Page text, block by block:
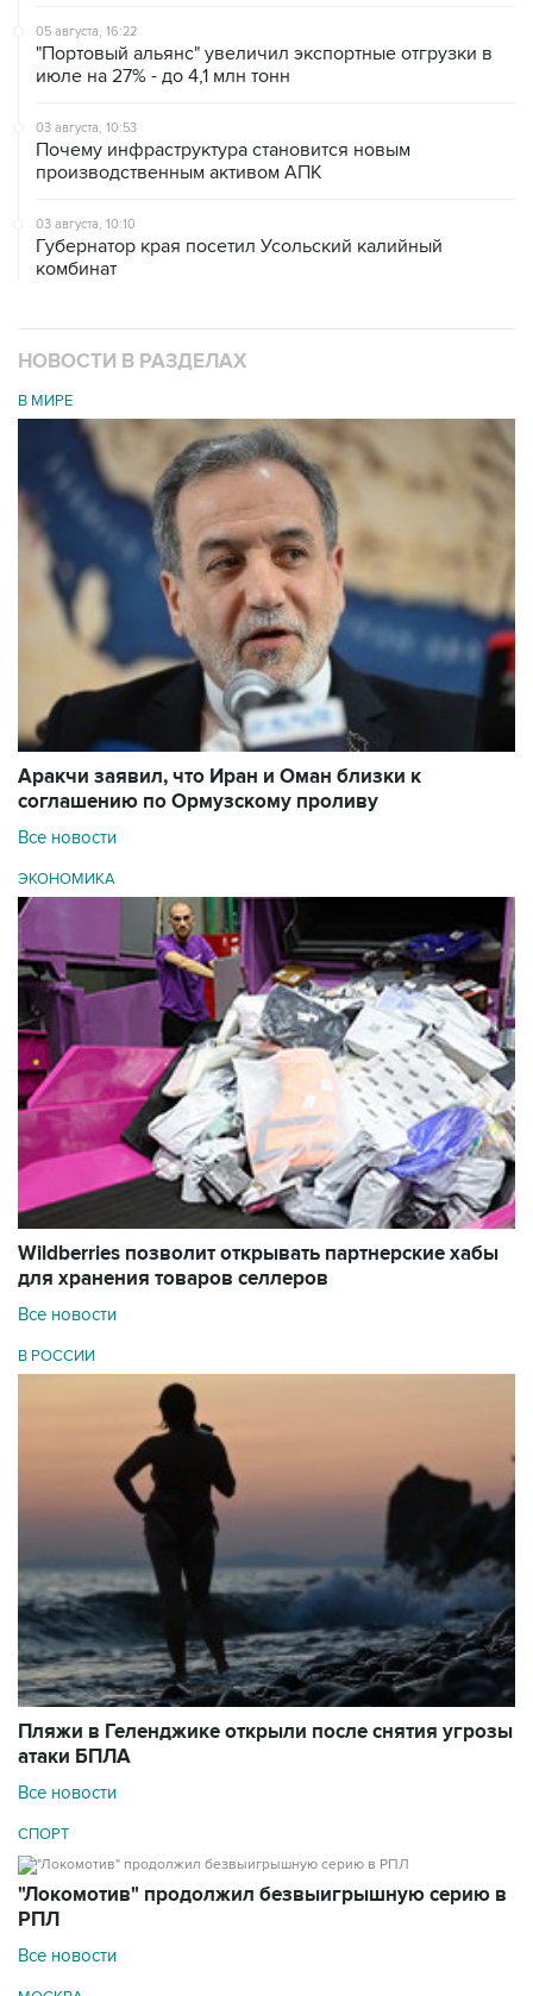
05 августа, 16:22
"Портовый альянс" увеличил экспортные отгрузки в
июле на 27% - до 4,1 млн тонн
03 августа, 10:53
Почему инфраструктура становится новым
производственным активом АПК
03 августа, 10:10
Губернатор края посетил Усольский калийный
комбинат
НОВОСТИ В РАЗДЕЛАХ
В МИРЕ
Аракчи заявил, что Иран и Оман близки к
соглашению по Ормузскому проливу
Все новости
ЭКОНОМИКА
Wildberries позволит открывать партнерские хабы
для хранения товаров селлеров
Все новости
В РОССИИ
Пляжи в Геленджике открыли после снятия угрозы
атаки БПЛА
Все новости
СПОРТ
"Локомотив" продолжил безвыигрышную серию в
РПЛ
Все новости